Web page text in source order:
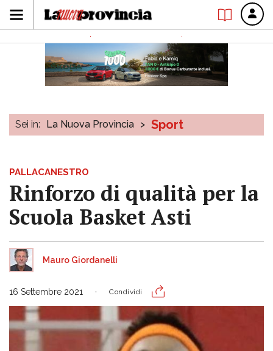
Sei in: La Nuova Provincia > Sport
PALLACANESTRO
Rinforzo di qualità per la
Scuola Basket Asti
Mauro Giordanelli
16 Settembre 2021 Condividi